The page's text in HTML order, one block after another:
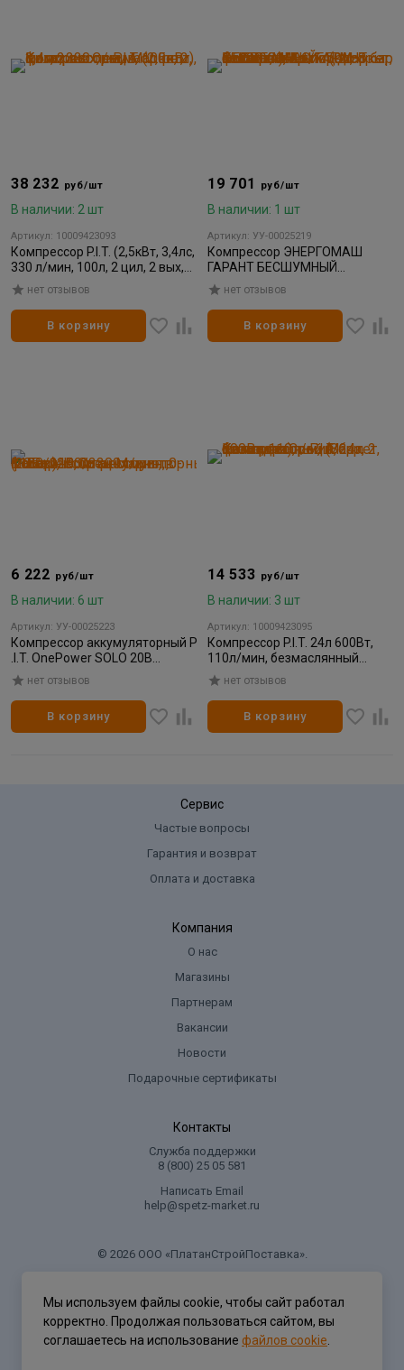
38 232 руб/шт
В наличии: 2 шт
Артикул: 10009423093
Компрессор P.I.T. (2,5кВт, 3,4лс,
330 л/мин, 100л, 2 цил, 2 вых,
ев,масл. рем)
нет отзывов
В корзину
19 701 руб/шт
В наличии: 1 шт
Артикул: УУ-00025219
Компрессор ЭНЕРГОМАШ
ГАРАНТ БЕСШУМНЫЙ
безмаслянный 50л, 1500Вт,
240л/м (lдо 8 бар за 2 мин)
нет отзывов
В корзину
6 222 руб/шт
В наличии: 6 шт
Артикул: УУ-00025223
Компрессор аккумуляторный P
.I.T. OnePower SOLO 20В
(20В+12В, 0-1100/2100/3300л/
мин, 0-11Бар)
нет отзывов
В корзину
14 533 руб/шт
В наличии: 3 шт
Артикул: 10009423095
Компрессор P.I.T. 24л 600Вт,
110л/мин, безмаслянный
(8бар, 2 цилиндра)
нет отзывов
В корзину
Сервис
Частые вопросы
Гарантия и возврат
Оплата и доставка
Компания
О нас
Магазины
Партнерам
Вакансии
Новости
Подарочные сертификаты
Контакты
Служба поддержки
8 (800) 25 05 581
Написать Email
help@spetz-market.ru
© 2026 ООО «ПлатанСтройПоставка».
Политика конфиденциальности
Мы используем файлы cookie, чтобы сайт работал
корректно. Продолжая пользоваться сайтом, вы
соглашаетесь на использование файлов cookie